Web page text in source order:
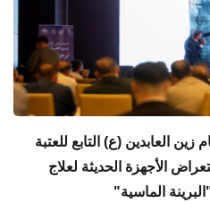
العابدين (ع) التابع للعتبة
الأجهزة الحديثة لعلاج
الماسية"